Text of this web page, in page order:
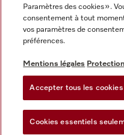
Mentions légales
CGV
Protection des données
Paramètres des cookies
Paramètres des cookies ».
consentement à tout
vos paramètres de
préférences.
Mentions légales
Accepter tous les cookies
Cookies essentiels